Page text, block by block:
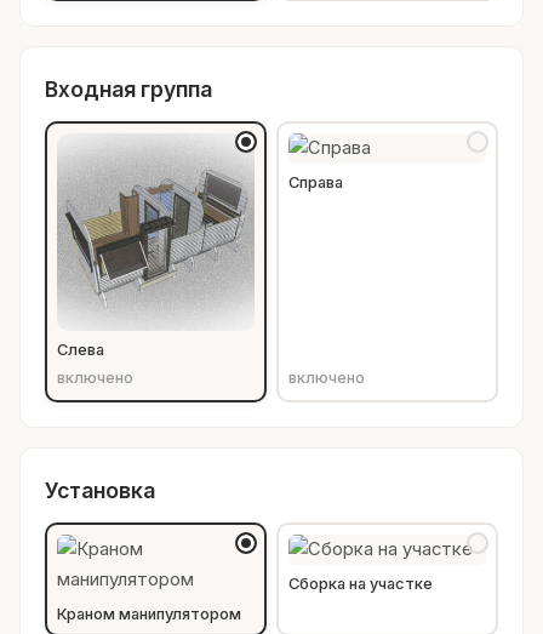
Входная группа
Слева
включено
Справа
включено
Установка
Краном манипулятором
Сборка на участке